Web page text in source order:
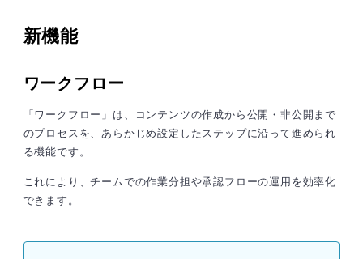
新機能
ワークフロー
「ワークフロー」は、コンテンツの作成から公開・非公開まで
のプロセスを、あらかじめ設定したステップに沿って進められ
る機能です。
これにより、チームでの作業分担や承認フローの運用を効率化
できます。